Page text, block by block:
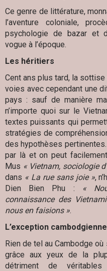
Ce genre de littérature,
l’aventure coloniale,
psychologie de bazar et
vogue à l’époque.
Les héritiers
Cent ans plus tard, la
voies avec cependant une
pays : sauf de manière
n’importe quoi sur le
textes puissants qui
stratégies de
des hypothèses
par là et on peut
Mus « Vietnam, sociologie
dans « La rue sans joie »,
Dien Bien Phu :
«
connaissance des
nous en faisions ».
L’exception cambodgienne
Rien de tel au Cambodge
grâce aux yeux de la
détriment de